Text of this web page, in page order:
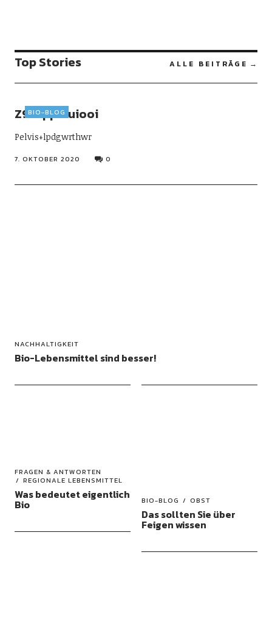
Top Stories ALLE BEITRÄGE
BIO-BLOG
Z9zuppiuuiooi
Pelvis+lpdgwrthwr
7. OKTOBER 2020 0
NACHHALTIGKEIT
Bio-Lebensmittel sind besser!
FRAGEN & ANTWORTEN
REGIONALE LEBENSMITTEL
Was bedeutet eigentlich
Bio BIO-BLOG OBST
Das sollten Sie über
Feigen wissen